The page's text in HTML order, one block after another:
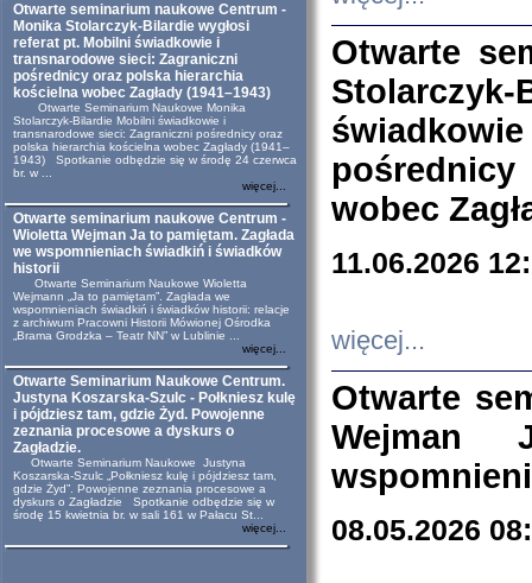
Otwarte seminarium naukowe Centrum -
Monika Stolarczyk-Bilardie wygłosi
referat pt. Mobilni świadkowie i
transnarodowe sieci: Zagraniczni
pośrednicy oraz polska hierarchia
kościelna wobec Zagłady (1941–1943)
Otwarte Seminarium Naukowe Monika
Stolarczyk-Bilardie Mobilni świadkowie i
transnarodowe sieci: Zagraniczni pośrednicy oraz
polska hierarchia kościelna wobec Zagłady (1941–
1943) Spotkanie odbędzie się w środę 24 czerwca
br. w ...
więcej...
Otwarte seminarium naukowe Centrum -
Wioletta Wejman Ja to pamiętam. Zagłada
we wspomnieniach świadkiń i świadków
historii
Otwarte Seminarium Naukowe Wioletta
Wejmann „Ja to pamiętam”. Zagłada we
wspomnieniach świadkiń i świadków historii: relacje
z archiwum Pracowni Historii Mówionej Ośrodka
„Brama Grodzka – Teatr NN” w Lublinie ...
więcej...
Otwarte Seminarium Naukowe Centrum.
Justyna Koszarska-Szulc - Połkniesz kulę
i pójdziesz tam, gdzie Żyd. Powojenne
zeznania procesowe a dyskurs o
Zagładzie.
Otwarte Seminarium Naukowe Justyna
Koszarska-Szulc „Połkniesz kulę i pójdziesz tam,
gdzie Żyd”. Powojenne zeznania procesowe a
dyskurs o Zagładzie Spotkanie odbędzie się w
środę 15 kwietnia br. w sali 161 w Pałacu St...
więcej...
Otwarte
wobec
11.06.2026
więcej...
Otwarte
Wejman
08.05.2026